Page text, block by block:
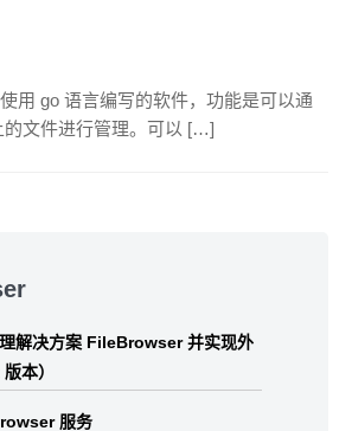
用 go 语言编写的软件，功能是可以通
的文件进行管理。可以 […]
解决方案 FileBrowser 并实现外
本）
服务